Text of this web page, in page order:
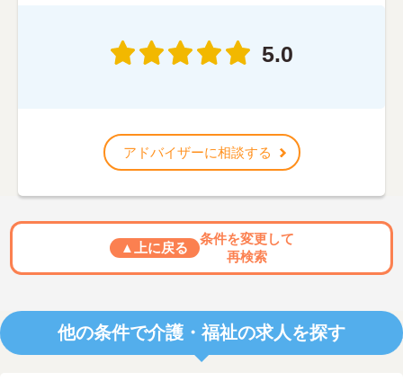
5.0
アドバイザーに相談する
▲上に戻る
条件を変更して
再検索
他の条件で介護・福祉の求人を探す